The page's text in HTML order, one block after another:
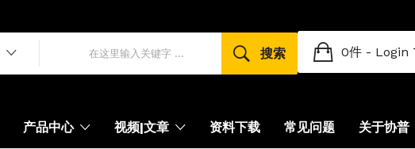
产品中心 视频|文章 资料下载 常见问题 关于协普
搜索 0件 - Login